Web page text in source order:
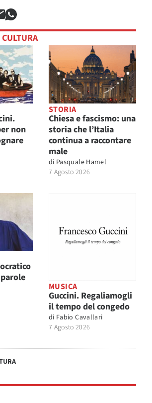
CULTURA
non
STORIA
Chiesa e fascismo: una
storia che l’Italia
continua a raccontare
male
di Pasquale Hamel
7 Agosto 2026
MUSICA
Guccini. Regaliamogli
il tempo del congedo
di Fabio Cavallari
7 Agosto 2026